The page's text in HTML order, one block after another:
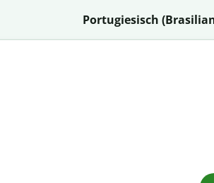
Portugiesisch